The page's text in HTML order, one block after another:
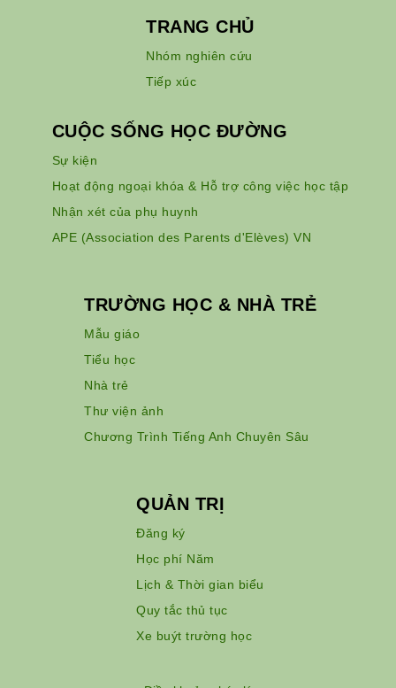
TRANG CHỦ
Nhóm nghiên cứu
Tiếp xúc
CUỘC SỐNG HỌC ĐƯỜNG
Sự kiện
Hoạt động ngoại khóa & Hỗ trợ công việc học tập
Nhận xét của phụ huynh
APE (Association des Parents d'Elèves) VN
TRƯỜNG HỌC & NHÀ TRẺ
Mẫu giáo
Tiểu học
Nhà trẻ
Thư viện ảnh
Chương Trình Tiếng Anh Chuyên Sâu
QUẢN TRỊ
Đăng ký
Học phí Năm
Lịch & Thời gian biểu
Quy tắc thủ tục
Xe buýt trường học